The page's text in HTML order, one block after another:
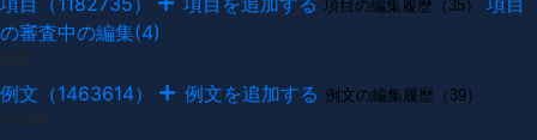
項目の編集履歴（35）
の審査中の編集(4)
例文（1463614） 例文を追加する 例文の編集履歴（39）